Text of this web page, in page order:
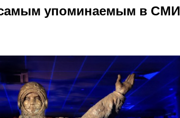
самым упоминаемым в СМИ